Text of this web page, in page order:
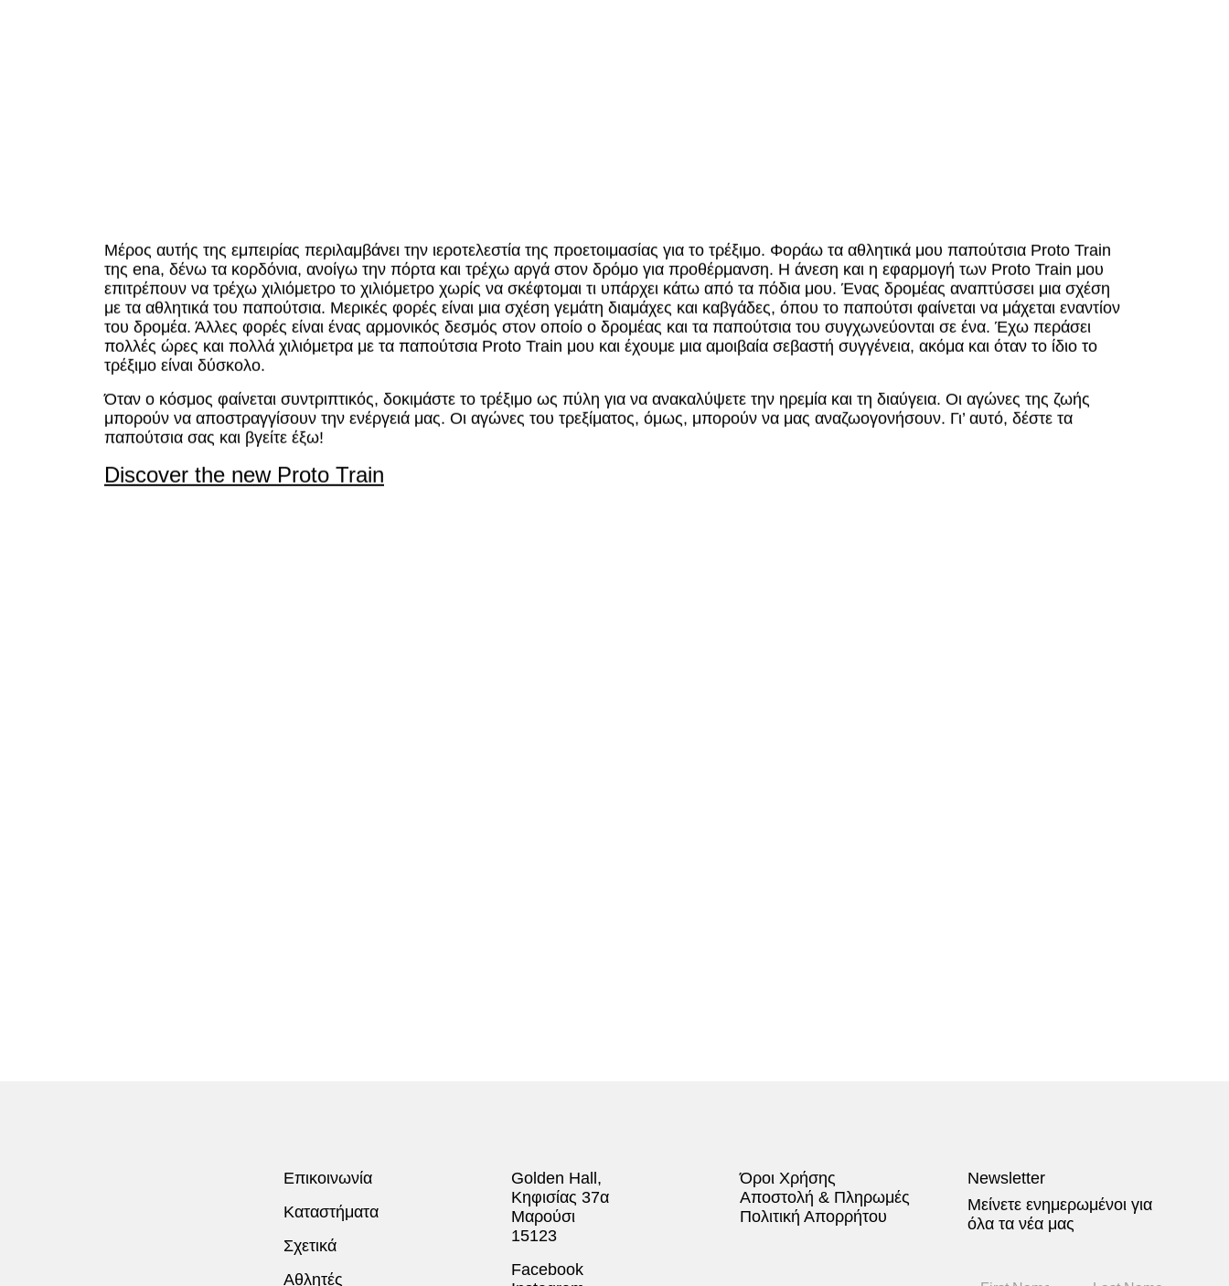
Μέρος αυτής της εμπειρίας περιλαμβάνει την ιεροτελεστία της προετοιμασίας για το τρέξιμο. Φοράω τα αθλητικά μου παπούτσια Proto Train
της ena, δένω τα κορδόνια, ανοίγω την πόρτα και τρέχω αργά στον δρόμο για προθέρμανση. Η άνεση και η εφαρμογή των Proto Train μου
επιτρέπουν να τρέχω χιλιόμετρο το χιλιόμετρο χωρίς να σκέφτομαι τι υπάρχει κάτω από τα πόδια μου. Ένας δρομέας αναπτύσσει μια σχέση
με τα αθλητικά του παπούτσια. Μερικές φορές είναι μια σχέση γεμάτη διαμάχες και καβγάδες, όπου το παπούτσι φαίνεται να μάχεται εναντίον
του δρομέα. Άλλες φορές είναι ένας αρμονικός δεσμός στον οποίο ο δρομέας και τα παπούτσια του συγχωνεύονται σε ένα. Έχω περάσει
πολλές ώρες και πολλά χιλιόμετρα με τα παπούτσια Proto Train μου και έχουμε μια αμοιβαία σεβαστή συγγένεια, ακόμα και όταν το ίδιο το
τρέξιμο είναι δύσκολο.
Όταν ο κόσμος φαίνεται συντριπτικός, δοκιμάστε το τρέξιμο ως πύλη για να ανακαλύψετε την ηρεμία και τη διαύγεια. Οι αγώνες της ζωής
μπορούν να αποστραγγίσουν την ενέργειά μας. Οι αγώνες του τρεξίματος, όμως, μπορούν να μας αναζωογονήσουν. Γι’ αυτό, δέστε τα
παπούτσια σας και βγείτε έξω!
Discover the new Proto Train
Επικοινωνία
Καταστήματα
Σχετικά
Αθλητές
Golden Hall,
Κηφισίας 37α
Μαρούσι
15123
Facebook
Όροι Χρήσης
Αποστολή & Πληρωμές
Πολιτική Απορρήτου
Newsletter
Μείνετε ενημερωμένοι για
όλα τα νέα μας